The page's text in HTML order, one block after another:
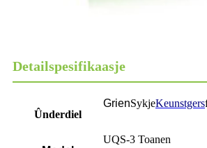
Detailspesifikaasje
Ûnderdiel
GrienSykjeKeunstgers
UQS-3 Toanen